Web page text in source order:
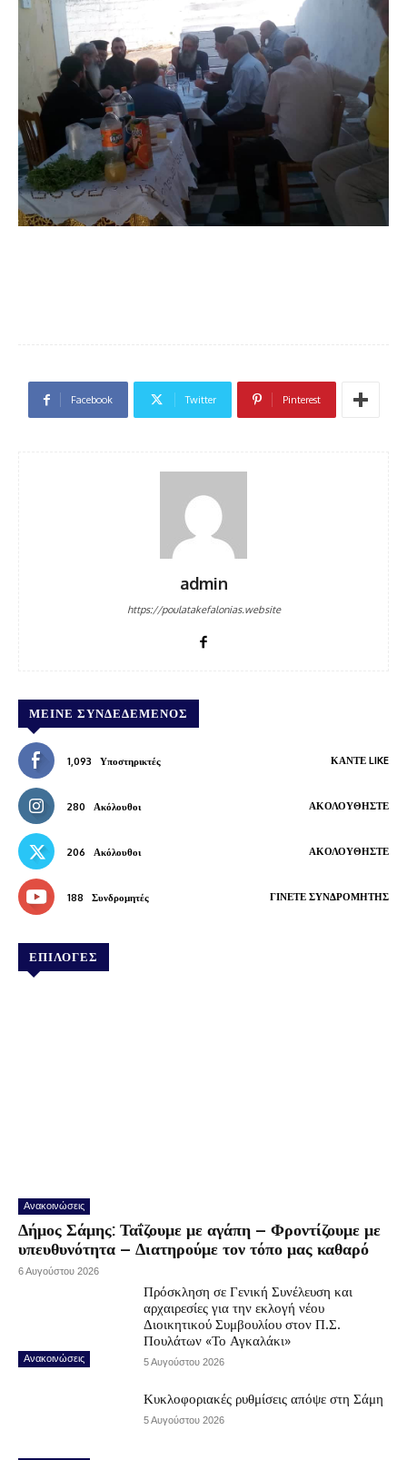
Facebook Twitter Pinterest
admin
https://poulatakefalonias.website
ΜΕΊΝΕ ΣΥΝΔΕΔΕΜΈΝΟΣ
1,093 Υποστηρικτές ΚΆΝΤΕ LIKE
280 Ακόλουθοι ΑΚΟΛΟΥΘΉΣΤΕ
206 Ακόλουθοι ΑΚΟΛΟΥΘΉΣΤΕ
188 Συνδρομητές ΓΊΝΕΤΕ ΣΥΝΔΡΟΜΗΤΉΣ
ΕΠΙΛΟΓΕΣ
Ανακοινώσεις
Δήμος Σάμης: Ταΐζουμε με αγάπη – Φροντίζουμε με
υπευθυνότητα – Διατηρούμε τον τόπο μας καθαρό
6 Αυγούστου 2026
Ανακοινώσεις
Πρόσκληση σε Γενική Συνέλευση και
αρχαιρεσίες για την εκλογή νέου
Διοικητικού Συμβουλίου στον Π.Σ.
Πουλάτων «Το Αγκαλάκι»
5 Αυγούστου 2026
Κυκλοφοριακές ρυθμίσεις απόψε στη Σάμη
5 Αυγούστου 2026